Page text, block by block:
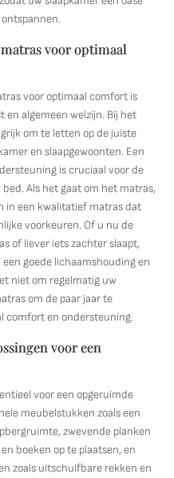
voor optimaal
voor optimaal comfort is
en algemeen welzijn. Bij het
om te letten op de juiste
en slaapgewoonten. Een
is cruciaal voor de
Als het gaat om het matras,
in een kwalitatief matras dat
voorkeuren. Of u nu de
of liever iets zachter slaapt,
goede lichaamshouding en
niet om regelmatig uw
om de paar jaar te
comfort en ondersteuning.
voor een
voor een opgeruimde
meubelstukken zoals een
zwevende planken
boeken op te plaatsen, en
zoals uitschuifbare rekken en